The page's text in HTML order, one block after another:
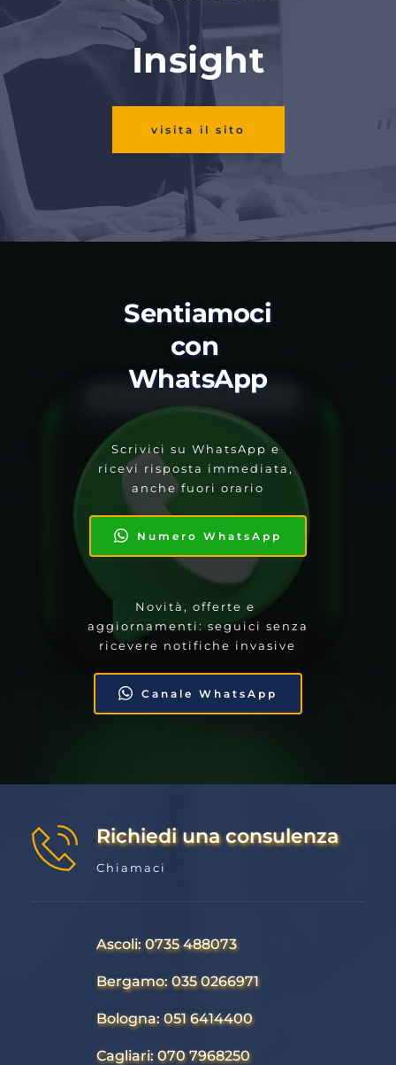
Insight
visita il sito
Sentiamoci
con
WhatsApp
Scrivici su WhatsApp e
ricevi risposta immediata,
anche fuori orario
Numero WhatsApp
Novità, offerte e
aggiornamenti: seguici senza
ricevere notifiche invasive
Canale WhatsApp
Richiedi una consulenza
Chiamaci
Ascoli: 0735 488073
Bergamo: 035 0266971
Bologna: 051 6414400
Cagliari: 070 7968250